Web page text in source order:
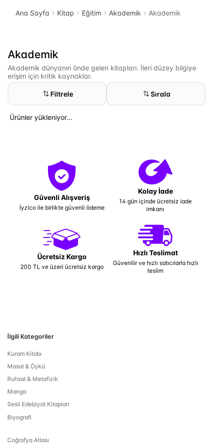
Ana Sayfa Kitap Eğitim Akademik Akademik
Akademik
Akademik dünyanın önde gelen kitapları. İleri düzey bilgiye
erişim için kritik kaynaklar.
Filtrele Sırala
Ürünler yükleniyor...
Güvenli Alışveriş
İyzico ile birlikte güvenli ödeme
Kolay İade
14 gün içinde ücretsiz iade
imkanı
Ücretsiz Kargo
200 TL ve üzeri ücretsiz kargo
Hızlı Teslimat
Güvenilir ve hızlı satıcılarla hızlı
teslim
İlgili Kategoriler
Kuram Kitabı
Masal & Öykü
Ruhsal & Metafizik
Manga
Sesli Edebiyat Kitapları
Biyografi
Coğrafya Atlası